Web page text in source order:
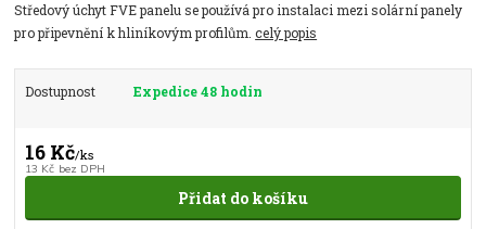
Středový úchyt FVE panelu se používá pro instalaci mezi solární panely
pro připevnění k hliníkovým profilům.celý popis
Dostupnost Expedice 48 hodin
16 Kč/ks
13 Kč bez DPH
Přidat do košíku